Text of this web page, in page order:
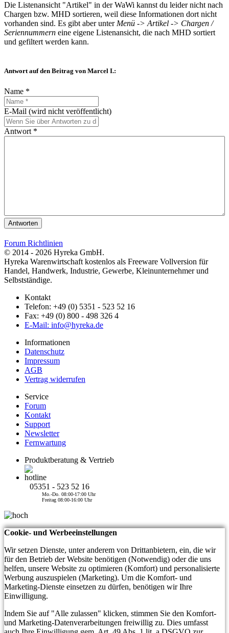
Die Listenansicht "Artikel" in der WaWi kannst du leider nicht nach
Chargen bzw. MHD sortieren, weil diese Informationen dort nicht
vorhanden sind. Es gibt aber unter Menü -> Artikel -> Chargen /
Seriennummern eine eigene Listenansicht, die nach MHD sortiert
und gefiltert werden kann.
Antwort auf den Beitrag von Marcel I.:
Name *
E-Mail (wird nicht veröffentlicht)
Antwort *
Antworten
Forum Richtlinien
© 2014 - 2026 Hyreka GmbH.
Hyreka Warenwirtschaft kostenlos als Freeware Vollversion für
Handel, Handwerk, Industrie, Gewerbe, Kleinunternehmer und
Selbstständige.
Kontakt
Telefon: +49 (0) 5351 - 523 52 16
Fax: +49 (0) 800 - 498 326 4
E-Mail: info@hyreka.de
Informationen
Datenschutz
Impressum
AGB
Vertrag widerrufen
Service
Forum
Kontakt
Support
Newsletter
Fernwartung
Produktberatung & Vertrieb
05351 - 523 52 16
Mo.-Do. 08:00-17:00 Uhr
Freitag 08:00-16:00 Uhr
Cookie- und Werbeeinstellungen
Wir setzen Dienste, unter anderem von Drittanbietern, ein, die wir
für den Betrieb der Website benötigen (Notwendig) oder die uns
helfen, unsere Website zu optimieren (Komfort) und personalisierte
Werbung auszuspielen (Marketing). Um die Komfort- und
Marketing-Dienste einsetzen zu dürfen, benötigen wir Ihre
Einwilligung.
Indem Sie auf "Alle zulassen" klicken, stimmen Sie den Komfort-
und Marketing-Datenverarbeitungen freiwillig zu. Dies umfasst